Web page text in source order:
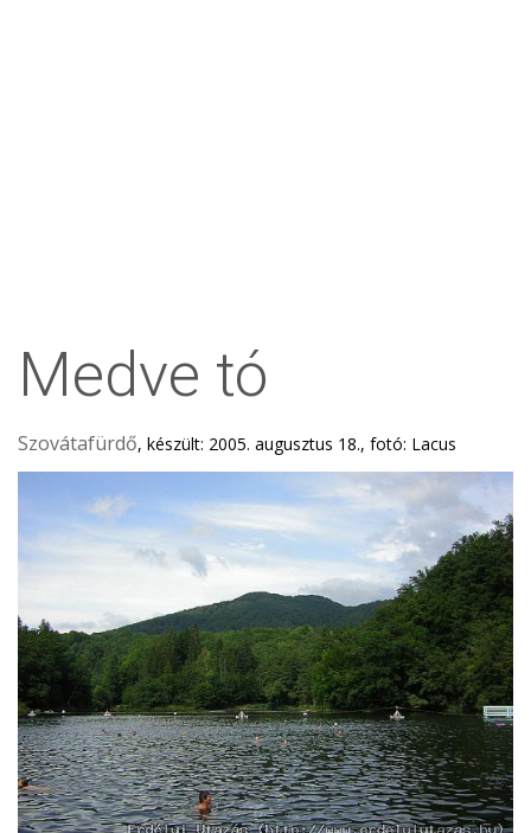
Medve tó
Szovátafürdő, készült: 2005. augusztus 18., fotó: Lacus